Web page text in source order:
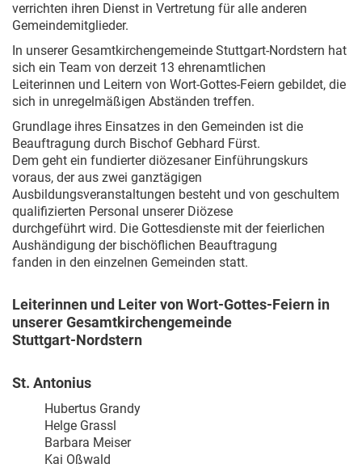
verrichten ihren Dienst in Vertretung für alle anderen
Gemeindemitglieder.
In unserer Gesamtkirchengemeinde Stuttgart-Nordstern hat
sich ein Team von derzeit 13 ehrenamtlichen
Leiterinnen und Leitern von Wort-Gottes-Feiern gebildet, die
sich in unregelmäßigen Abständen treffen.
Grundlage ihres Einsatzes in den Gemeinden ist die
Beauftragung durch Bischof Gebhard Fürst.
Dem geht ein fundierter diözesaner Einführungskurs
voraus, der aus zwei ganztägigen
Ausbildungsveranstaltungen besteht und von geschultem
qualifizierten Personal unserer Diözese
durchgeführt wird. Die Gottesdienste mit der feierlichen
Aushändigung der bischöflichen Beauftragung
fanden in den einzelnen Gemeinden statt.
Leiterinnen und Leiter von Wort-Gottes-Feiern in
unserer Gesamtkirchengemeinde
Stuttgart-Nordstern
St. Antonius
Hubertus Grandy
Helge Grassl
Barbara Meiser
Kai Oßwald